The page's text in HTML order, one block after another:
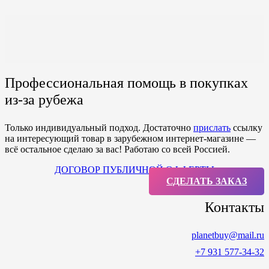
Профессиональная помощь в покупках
из-за рубежа
Только индивидуальный подход. Достаточно прислать ссылку
на интересующий товар в зарубежном интернет-магазине —
всё остальное сделаю за вас! Работаю со всей Россией.
ДОГОВОР ПУБЛИЧНОЙ ОФФЕРТЫ
СДЕЛАТЬ ЗАКАЗ
Контакты
planetbuy@mail.ru
+7 931 577-34-32